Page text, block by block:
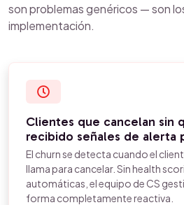
son problemas genéricos — son
implementación.
Clientes que cancelan sin
recibido señales de alerta
El churn se detecta cuando el
llama para cancelar. Sin health
automáticas, el equipo de CS
forma completamente reactiva.